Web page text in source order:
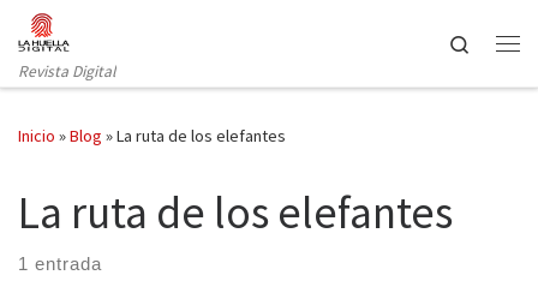
Saltar al contenido
Revista Digital
Search
Inicio »Blog »La ruta de los elefantes
La ruta de los elefantes
1 entrada